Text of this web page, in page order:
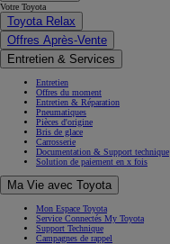
Votre Toyota
Toyota Relax
Offres Après-Vente
Entretien & Services
Entretien
Offres du moment
Entretien & Réparation
Pneumatiques
Pièces d'origine
Bris de glace
Carrosserie
Documentation & Support technique
Solution de paiement en x fois
Ma Vie avec Toyota
Mon Espace Toyota
Service Connectés My Toyota
Support Technique
Campagnes de rappel